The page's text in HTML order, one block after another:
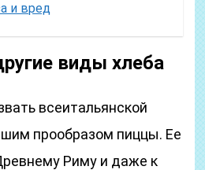
и вред
виды хлеба
всеитальянской
прообразом пиццы. Ее
Риму и даже к